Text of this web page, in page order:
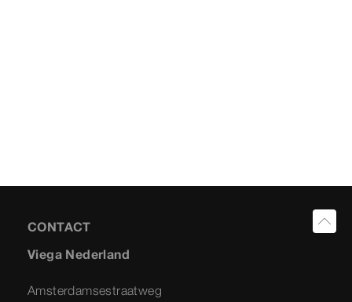
CONTACT
Viega Nederland
Amsterdamsestraatweg